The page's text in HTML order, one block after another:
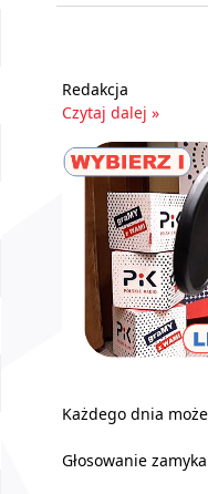
Redakcja
Czytaj dalej »
Każdego dnia
Głosowanie